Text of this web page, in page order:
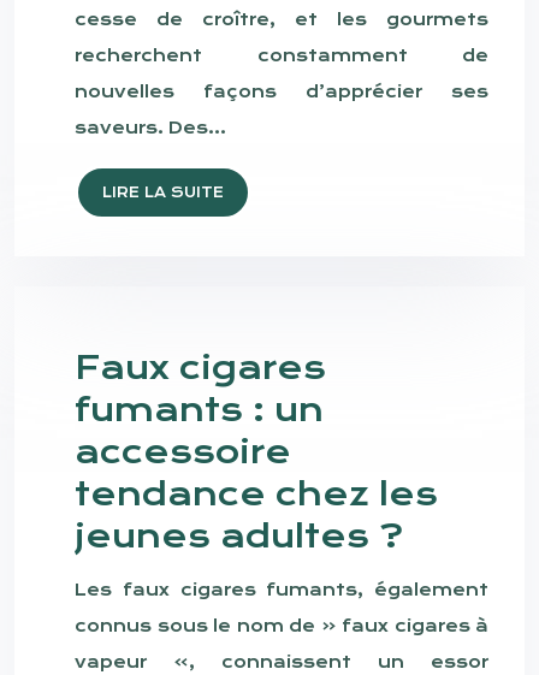
cesse de croître, et les gourmets
recherchent constamment de
nouvelles façons d’apprécier ses
saveurs. Des…
LIRE LA SUITE
Faux cigares
fumants : un
accessoire
tendance chez les
jeunes adultes ?
Les faux cigares fumants, également
connus sous le nom de « faux cigares à
vapeur », connaissent un essor